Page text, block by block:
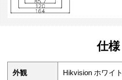
仕様
外観 Hikvision ホワイト